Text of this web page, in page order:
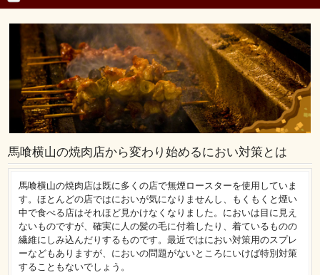
馬喰横山の焼肉店から変わり始めるにおい対策とは
馬喰横山の焼肉店は既に多くの店で無煙ロースターを使用していま
す。ほとんどの店ではにおいが気になりませんし、もくもくと煙い
中で食べる店はそれほど見かけなくなりました。においは目に見え
ないものですが、確実に人の髪の毛に付着したり、着ているものの
繊維にしみ込んだりするものです。最近ではにおい対策用のスプレ
ーなどもありますが、においの問題がないところにいけば特別対策
することもないでしょう。